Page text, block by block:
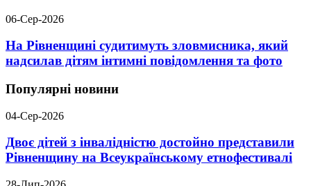
06-Сер-2026
На Рівненщині судитимуть зловмисника, який
надсилав дітям інтимні повідомлення та фото
Популярні новини
04-Сер-2026
Двоє дітей з інвалідністю достойно представили
Рівненщину на Всеукраїнському етнофестивалі